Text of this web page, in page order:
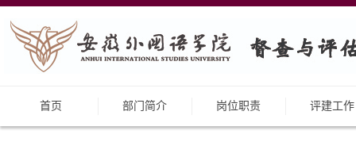
首页 部门简介 岗位职责 评建工作